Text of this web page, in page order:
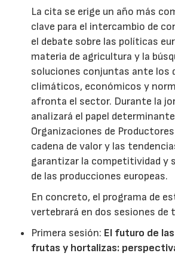
La cita se erige un año más
clave para el intercambio de
el debate sobre las políticas
materia de agricultura y la
soluciones conjuntas ante los
climáticos, económicos y
afronta el sector. Durante la
analizará el papel
Organizaciones de Productores
cadena de valor y las
garantizar la competitividad y
de las producciones europeas.
En concreto, el programa de
vertebrará en dos sesiones de
Primera sesión: El futuro de las
frutas y hortalizas: